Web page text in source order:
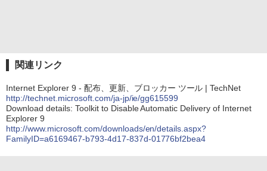
関連リンク
Internet Explorer 9 - 配布、更新、ブロッカー ツール | TechNet
http://technet.microsoft.com/ja-jp/ie/gg615599
Download details: Toolkit to Disable Automatic Delivery of Internet
Explorer 9
http://www.microsoft.com/downloads/en/details.aspx?
FamilyID=a6169467-b793-4d17-837d-01776bf2bea4